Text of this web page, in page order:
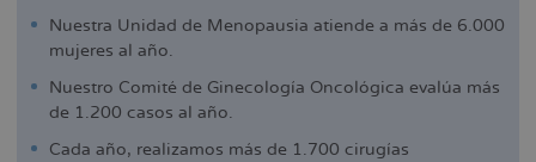
Nuestra Unidad de Menopausia atiende a más de 6.000
mujeres al año.
Nuestro Comité de Ginecología Oncológica evalúa más
de 1.200 casos al año.
Cada año, realizamos más de 1.700 cirugías